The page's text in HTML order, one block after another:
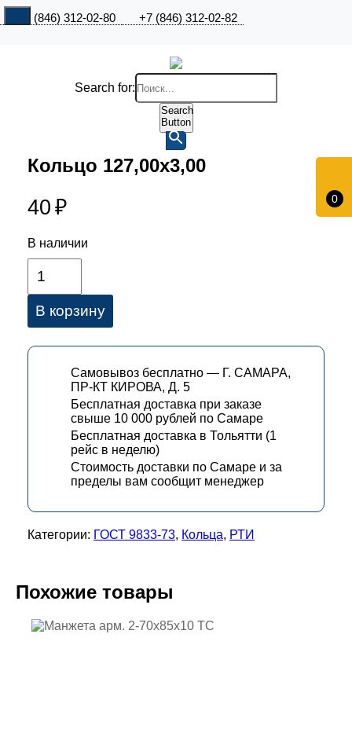
+7 (846) 312-02-80 +7 (846) 312-02-82
0
Search for:
Search
Button
Кольцо 127,00х3,00
40 ₽
В наличии
В корзину
Самовывоз бесплатно — Г. САМАРА,
ПР-КТ КИРОВА, Д. 5
Бесплатная доставка при заказе
свыше 10 000 рублей по Самаре
Бесплатная доставка в Тольятти (1
рейс в неделю)
Стоимость доставки по Самаре и за
пределы вам сообщит менеджер
Категории: ГОСТ 9833-73, Кольца, РТИ
Похожие товары